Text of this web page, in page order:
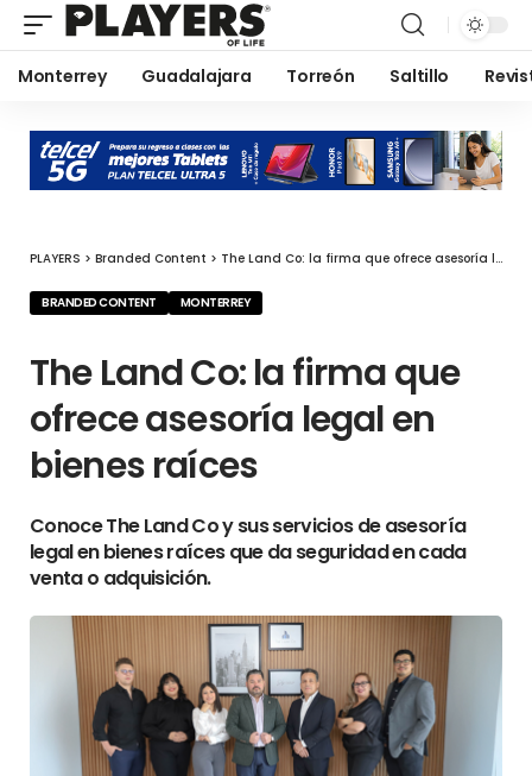
Monterrey Guadalajara Torreón Saltillo
PLAYERS > Branded Content > The Land Co: la firma que ofrece asesoría legal en bienes raíces
BRANDED CONTENT MONTERREY
The Land Co: la firma que
ofrece asesoría legal en
bienes raíces
Conoce The Land Co y sus servicios de asesoría
legal en bienes raíces que da seguridad en cada
venta o adquisición.